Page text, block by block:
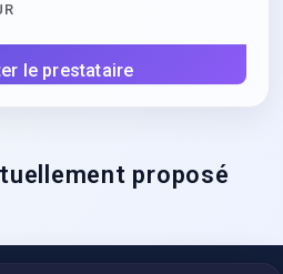
le prestataire
proposé